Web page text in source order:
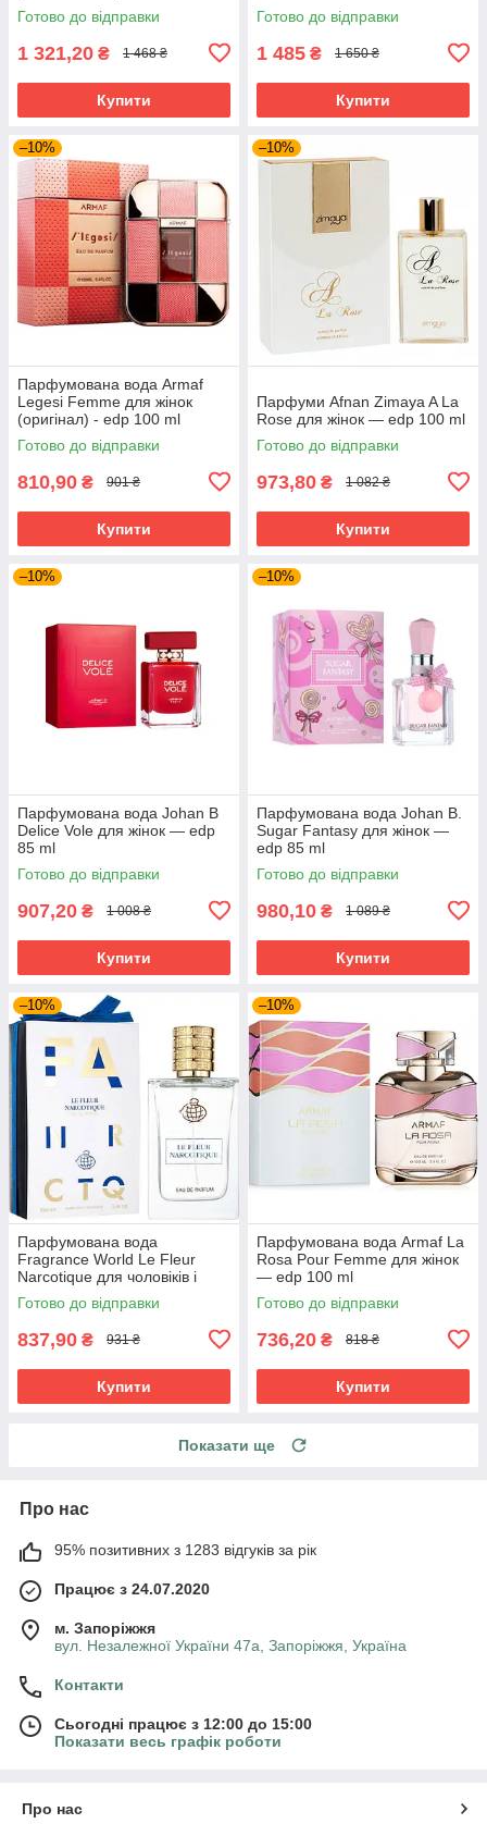
Готово до відправки
1 321,20 ₴ 1 468 ₴
Купити
Готово до відправки
1 485 ₴ 1 650 ₴
Купити
–10%
Парфумована вода Armaf
Legesi Femme для жінок
(оригінал) - edp 100 ml
Готово до відправки
810,90 ₴ 901 ₴
Купити
–10%
Парфуми Afnan Zimaya A La
Rose для жінок — edp 100 ml
Готово до відправки
973,80 ₴ 1 082 ₴
Купити
–10%
Парфумована вода Johan B
Delice Vole для жінок — edp
85 ml
Готово до відправки
907,20 ₴ 1 008 ₴
Купити
–10%
Парфумована вода Johan B.
Sugar Fantasy для жінок —
edp 85 ml
Готово до відправки
980,10 ₴ 1 089 ₴
Купити
–10%
Парфумована вода
Fragrance World Le Fleur
Narcotique для чоловіків і
жінок edp 100 ml
Готово до відправки
837,90 ₴ 931 ₴
Купити
–10%
Парфумована вода Armaf La
Rosa Pour Femme для жінок
— edp 100 ml
Готово до відправки
736,20 ₴ 818 ₴
Купити
Показати ще
Про нас
95% позитивних з 1283 відгуків за рік
Працює з 24.07.2020
м. Запоріжжя
вул. Незалежної України 47а, Запоріжжя, Україна
Контакти
Сьогодні працює з 12:00 до 15:00
Показати весь графік роботи
Про нас